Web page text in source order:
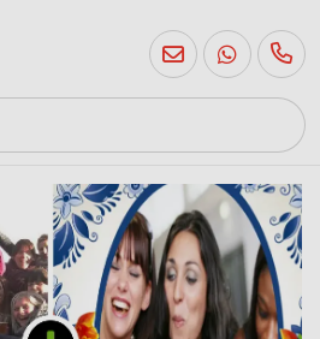
085
760
2556